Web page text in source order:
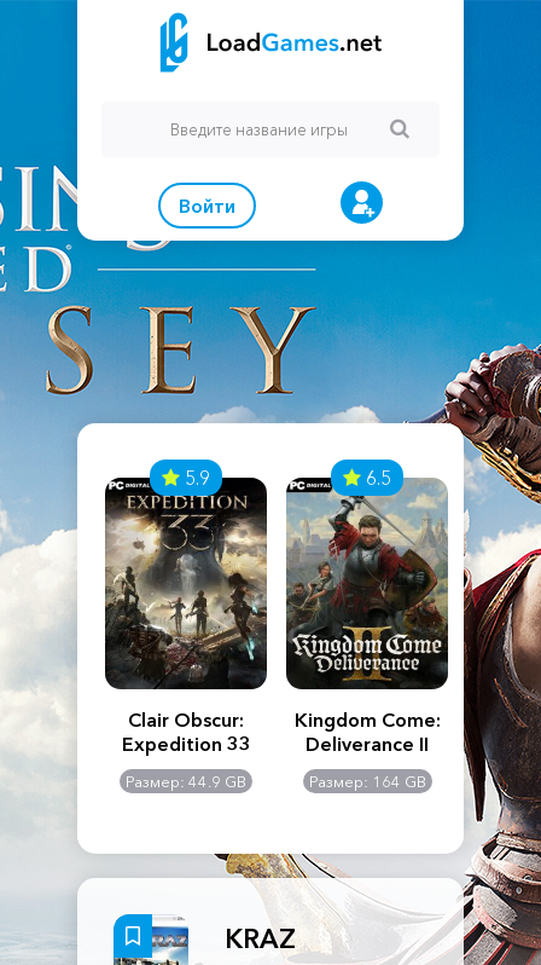
Войти
Creed
5.9
Clair Obscur:
Expedition 33
Размер: 44.9 GB
6.5
Kingdom Come:
Deliverance II
Размер: 164 GB
The
KRAZ